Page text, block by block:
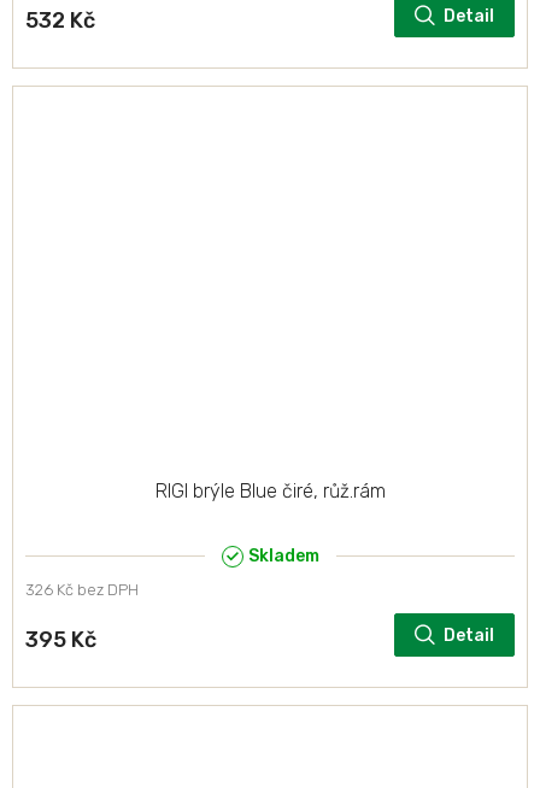
532 Kč Detail
RIGI brýle Blue čiré, růž.rám
Skladem
326 Kč bez DPH
395 Kč Detail